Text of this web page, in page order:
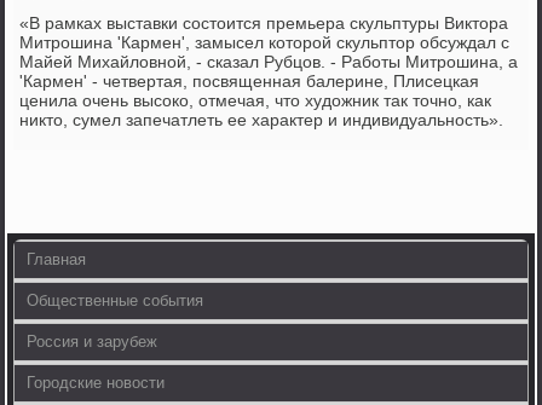
«В рамках выставки состоится премьера скульптуры Виктора
Митрошина 'Кармен', замысел которой скульптор обсуждал с
Майей Михайловной, - сказал Рубцов. - Работы Митрошина, а
'Кармен' - четвертая, посвященная балерине, Плисецкая
ценила очень высоко, отмечая, что художник так точно, как
никто, сумел запечатлеть ее характер и индивидуальность».
Главная
Общественные события
Россия и зарубеж
Городские новости